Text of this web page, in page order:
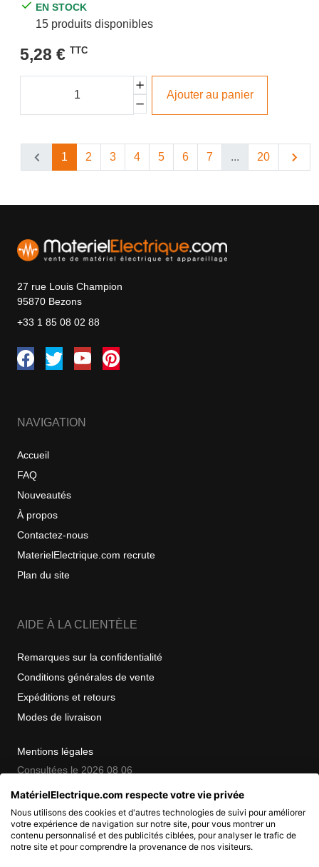
EN STOCK
15 produits disponibles
5,28 € TTC
Ajouter au panier
1 2 3 4 5 6 7 ... 20
27 rue Louis Champion
95870 Bezons
+33 1 85 08 02 88
NAVIGATION
Accueil
FAQ
Nouveautés
À propos
Contactez-nous
MaterielElectrique.com recrute
Plan du site
AIDE À LA CLIENTÈLE
Remarques sur la confidentialité
Conditions générales de vente
Expéditions et retours
Modes de livraison
Mentions légales
Consultées le 2026 08 06
COPYRIGHT
© 2007 - 2026 Nimbanet
MatérielElectrique.com respecte votre vie privée
Nous utilisons des cookies et d'autres technologies de suivi pour améliorer
votre expérience de navigation sur notre site, pour vous montrer un
contenu personnalisé et des publicités ciblées, pour analyser le trafic de
notre site et pour comprendre la provenance de nos visiteurs.